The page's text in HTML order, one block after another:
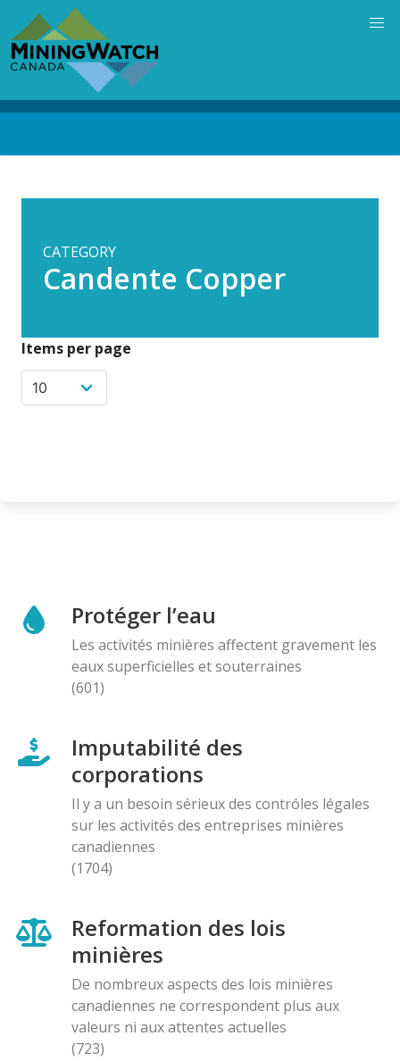
main
content
CATEGORY
Candente Copper
Items per page
Protéger l’eau
Les activités minières affectent gravement les
eaux superficielles et souterraines
(601)
Imputabilité des
corporations
Il y a un besoin sérieux des contróles légales
sur les activités des entreprises minières
canadiennes
(1704)
Reformation des lois
minières
De nombreux aspects des lois minières
canadiennes ne correspondent plus aux
valeurs ni aux attentes actuelles
(723)